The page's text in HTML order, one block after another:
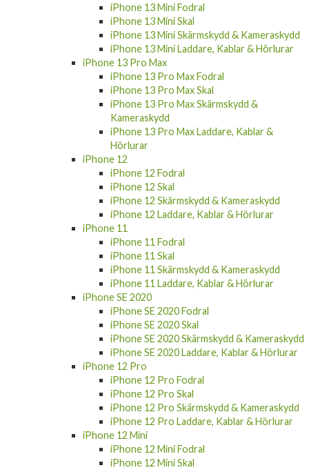
iPhone 13 Mini Fodral
iPhone 13 Mini Skal
iPhone 13 Mini Skärmskydd & Kameraskydd
iPhone 13 Mini Laddare, Kablar & Hörlurar
iPhone 13 Pro Max
iPhone 13 Pro Max Fodral
iPhone 13 Pro Max Skal
iPhone 13 Pro Max Skärmskydd &
Kameraskydd
iPhone 13 Pro Max Laddare, Kablar &
Hörlurar
iPhone 12
iPhone 12 Fodral
iPhone 12 Skal
iPhone 12 Skärmskydd & Kameraskydd
iPhone 12 Laddare, Kablar & Hörlurar
iPhone 11
iPhone 11 Fodral
iPhone 11 Skal
iPhone 11 Skärmskydd & Kameraskydd
iPhone 11 Laddare, Kablar & Hörlurar
iPhone SE 2020
iPhone SE 2020 Fodral
iPhone SE 2020 Skal
iPhone SE 2020 Skärmskydd & Kameraskydd
iPhone SE 2020 Laddare, Kablar & Hörlurar
iPhone 12 Pro
iPhone 12 Pro Fodral
iPhone 12 Pro Skal
iPhone 12 Pro Skärmskydd & Kameraskydd
iPhone 12 Pro Laddare, Kablar & Hörlurar
iPhone 12 Mini
iPhone 12 Mini Fodral
iPhone 12 Mini Skal